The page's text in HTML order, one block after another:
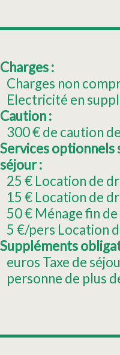
Charges :
Charges non
Electricité en
Caution :
300€ de caution
Services optionnels
séjour :
25 € Location de
15 € Location de
50€ Ménage fin
5 €/pers Location
Suppléments
euros Taxe de
personne de plus